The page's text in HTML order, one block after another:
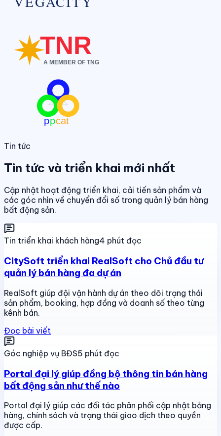
Tin tức
Tin tức và triển khai mới nhất
Cập nhật hoạt động triển khai, cải tiến sản phẩm và
các góc nhìn về chuyển đổi số trong quản lý bán hàng
bất động sản.
Tin triển khai khách hàng4 phút đọc
CitySoft triển khai RealSoft cho Chủ đầu tư
quản lý bán hàng đa dự án
RealSoft giúp đội vận hành dự án theo dõi trạng thái
sản phẩm, booking, hợp đồng và doanh số theo từng
kênh bán.
Đọc bài viết
Góc nghiệp vụ BĐS5 phút đọc
Portal đại lý giúp đồng bộ thông tin bán hàng
bất động sản như thế nào
Portal đại lý giúp các đối tác phân phối cập nhật bảng
hàng, chính sách và trạng thái giao dịch theo quyền
được cấp.